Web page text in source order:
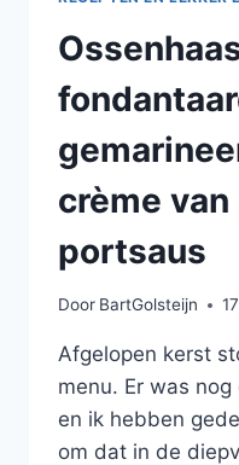
crème
portsaus
Door BartGolsteijn
Afgelopen kerst
menu. Er was
en ik hebben
om dat in de